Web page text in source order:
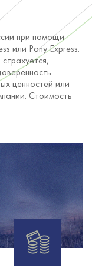
при помощи
или Pony Express.
ценностей или
Стоимость